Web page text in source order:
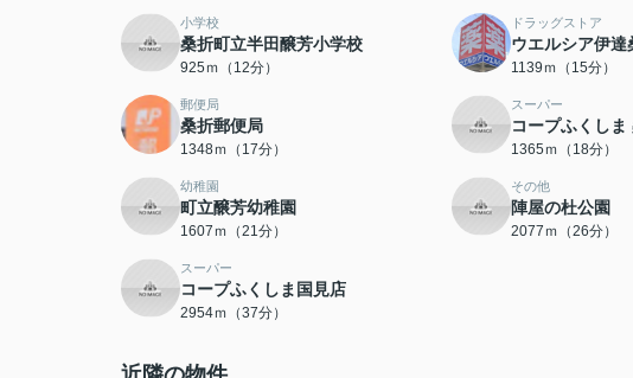
小学校
桑折町立半田醸芳小学校
925ｍ（12分）
ドラッグストア
ウエルシア伊達
1139ｍ（15分）
郵便局
桑折郵便局
1348ｍ（17分）
スーパー
コープふくしま
1365ｍ（18分）
幼稚園
町立醸芳幼稚園
1607ｍ（21分）
その他
陣屋の杜公園
2077ｍ（26分）
スーパー
コープふくしま国見店
2954ｍ（37分）